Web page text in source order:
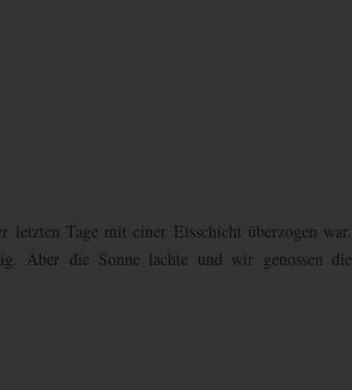
Tage mit einer Eisschicht überzogen war.
Aber die Sonne lachte und wir genossen die